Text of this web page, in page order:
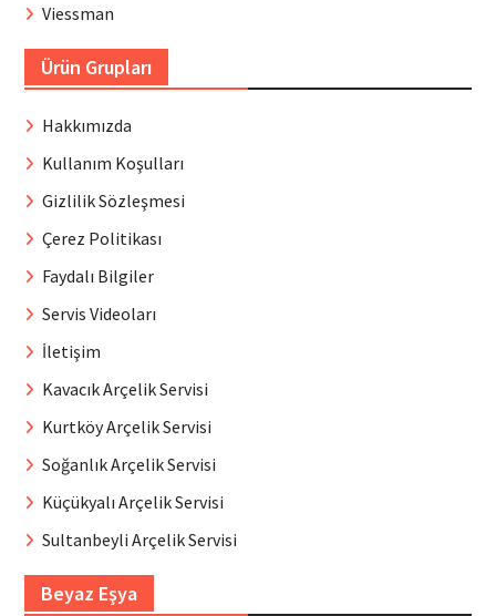
Viessman
Ürün Grupları
Hakkımızda
Kullanım Koşulları
Gizlilik Sözleşmesi
Çerez Politikası
Faydalı Bilgiler
Servis Videoları
İletişim
Kavacık Arçelik Servisi
Kurtköy Arçelik Servisi
Soğanlık Arçelik Servisi
Küçükyalı Arçelik Servisi
Sultanbeyli Arçelik Servisi
Beyaz Eşya